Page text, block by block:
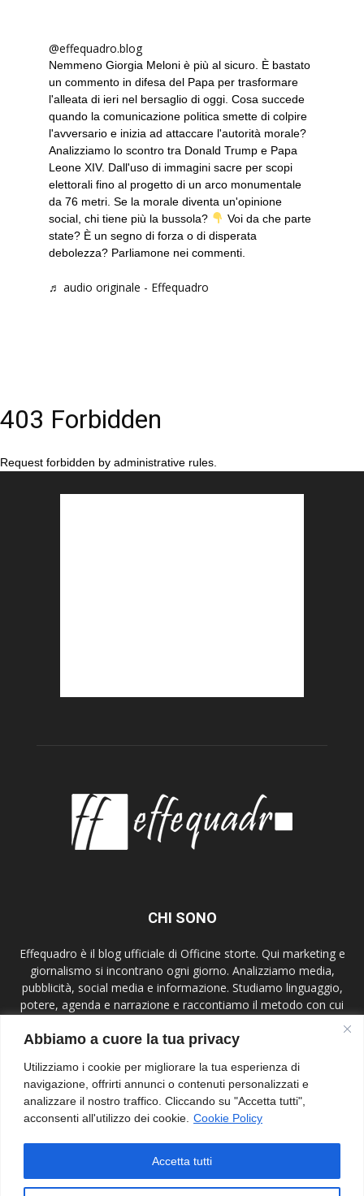
Abbiamo a cuore la tua privacy
Utilizziamo i cookie per migliorare la tua esperienza di
navigazione, offrirti annunci o contenuti personalizzati e
analizzare il nostro traffico. Cliccando su "Accetta tutti",
acconsenti all'utilizzo dei cookie. Cookie Policy
Accetta tutti
@effequadro.blog
Nemmeno Giorgia Meloni è più al sicuro. È bastato
un commento in difesa del Papa per trasformare
l'alleata di ieri nel bersaglio di oggi. Cosa succede
quando la comunicazione politica smette di colpire
l'avversario e inizia ad attaccare l'autorità morale?
Analizziamo lo scontro tra Donald Trump e Papa
Leone XIV. Dall'uso di immagini sacre per scopi
elettorali fino al progetto di un arco monumentale
da 76 metri. Se la morale diventa un'opinione
social, chi tiene più la bussola?
Voi da che parte
state? È un segno di forza o di disperata
debolezza? Parliamone nei commenti.
♬ audio originale - Effequadro
403 Forbidden
Request forbidden by administrative rules.
CHI SONO
Effequadro è il blog ufficiale di Officine storte. Qui marketing e
giornalismo si incontrano ogni giorno. Analizziamo media,
pubblicità, social media e informazione. Studiamo linguaggio,
potere, agenda e narrazione e raccontiamo il metodo con cui
parliamo a giornalisti, comunicatori, studenti e lettori attenti.
Contact us:info@effequadroblog.it